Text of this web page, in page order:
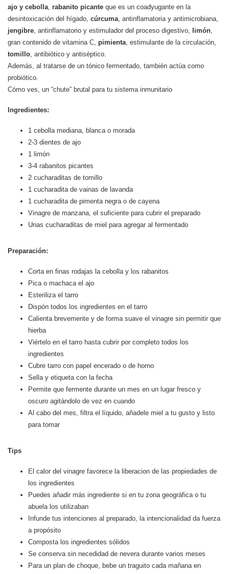
ajo y cebolla, rabanito picante que es un coadyugante en la
desintoxicación del hígado, cúrcuma, antinflamatoria y antimicrobiana,
jengibre, antinflamatorio y estimulador del proceso digestivo, limón,
gran contenido de vitamina C, pimienta, estimulante de la circulación,
tomillo, antibiótico y antiséptico.
Además, al tratarse de un tónico fermentado, también actúa como
probiótico.
Cómo ves, un “chute” brutal para tu sistema inmunitario
Ingredientes:
1 cebolla mediana, blanca o morada
2-3 dientes de ajo
1 limón
3-4 rabanitos picantes
2 cucharaditas de tomillo
1 cucharadita de vainas de lavanda
1 cucharadita de pimenta negra o de cayena
Vinagre de manzana, el suficiente para cubrir el preparado
Unas cucharaditas de miel para agregar al fermentado
Preparación:
Corta en finas rodajas la cebolla y los rabanitos
Pica o machaca el ajo
Esteriliza el tarro
Dispón todos los ingredientes en el tarro
Calienta brevemente y de forma suave el vinagre sin permitir que
hierba
Viértelo en el tarro hasta cubrir por completo todos los
ingredientes
Cubre tarro con papel encerado o de horno
Sella y etiqueta con la fecha
Permite que fermente durante un mes en un lugar fresco y
oscuro agitándolo de vez en cuando
Al cabo del mes, filtra el líquido, añadele miel a tu gusto y listo
para tomar
Tips
El calor del vinagre favorece la liberacion de las propiedades de
los ingredientes
Puedes añadir más ingrediente si en tu zona geográfica o tu
abuela los utilizaban
Infunde tus intenciones al preparado, la intencionalidad da fuerza
a propósito
Composta los ingredientes sólidos
Se conserva sin necedidad de nevera durante varios meses
Para un plan de choque, bebe un traguito cada mañana en